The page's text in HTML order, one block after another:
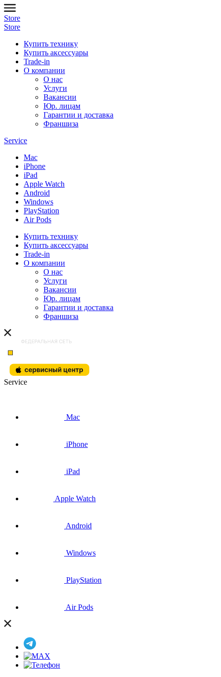
Store
Store
Купить технику
Купить аксессуары
Trade-in
О компании
О нас
Услуги
Вакансии
Юр. лицам
Гарантии и доставка
Франшиза
Service
Mac
iPhone
iPad
Apple Watch
Android
Windows
PlayStation
Air Pods
Купить технику
Купить аксессуары
Trade-in
О компании
О нас
Услуги
Вакансии
Юр. лицам
Гарантии и доставка
Франшиза
Service
Mac
iPhone
iPad
Apple Watch
Android
Windows
PlayStation
Air Pods